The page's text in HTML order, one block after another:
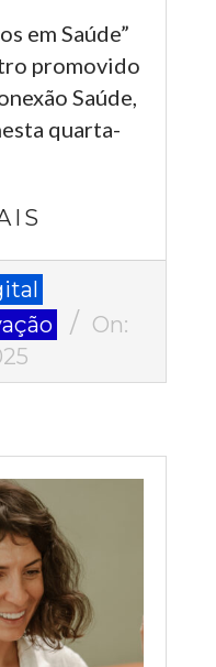
em Saúde”
promovido
Saúde,
quarta-
On: